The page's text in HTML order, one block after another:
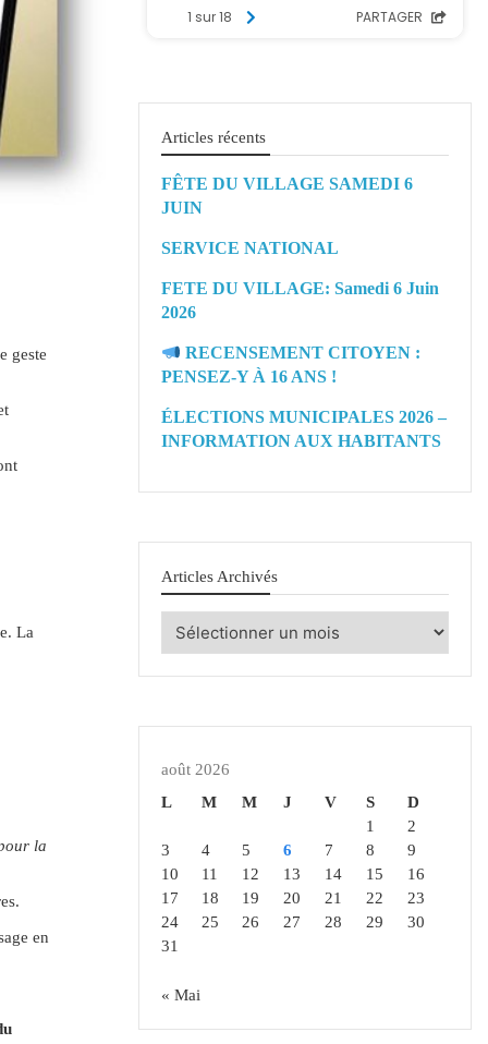
geste
La
la
en
Articles récents
FÊTE DU VILLAGE SAMEDI 6
JUIN
SERVICE NATIONAL
FETE DU VILLAGE: Samedi 6 Juin
2026
RECENSEMENT CITOYEN :
PENSEZ-Y À 16 ANS !
ÉLECTIONS MUNICIPALES 2026 –
INFORMATION AUX HABITANTS
Articles Archivés
Articles
août 2026
L
M M J V S
D
1
2
3
4 5 6 7 8
9
10
11 12 13 14 15
16
17
18 19 20 21 22
23
24
25 26 27 28 29
30
31
« Mai